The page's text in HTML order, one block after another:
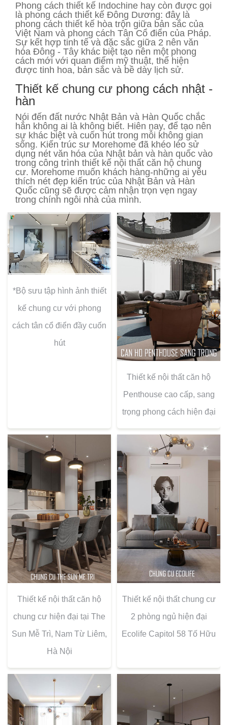
Phong cách thiết kế Indochine hay còn được gọi
là phong cách thiết kế Đông Dương: đây là
phong cách thiết kế hòa trộn giữa bản sắc của
Việt Nam và phong cách Tân Cổ điển của Pháp.
Sự kết hợp tinh tế và đặc sắc giữa 2 nên văn
hóa Đông - Tây khác biệt tạo nên một phong
cách mới với quan điểm mỹ thuật, thể hiện
được tinh hoa, bản sắc và bề dày lịch sử.
Thiết kế chung cư phong cách nhật -
hàn
Nói đến đất nước Nhật Bản và Hàn Quốc chắc
hẳn không ai là không biết. Hiên nay, để tạo nên
sự khác biệt và cuốn hút trong mỗi không gian
sống. Kiến trúc sư Morehome đã khéo léo sử
dụng nét văn hóa của Nhật bản và hàn quốc vào
trong công trình thiết kế nội thất căn hộ chung
cư. Morehome muốn khách hàng-những ai yêu
thích nét đẹp kiến trúc của Nhật Bản và Hàn
Quốc cũng sẽ được cảm nhận trọn vẹn ngay
trong chính ngôi nhà của mình.
*Bộ sưu tập hình ảnh thiết
kế chung cư với phong
cách tân cổ điển đầy cuốn
hút
Thiết kế nội thất căn hộ
Penthouse cao cấp, sang
trọng phong cách hiện đại
Thiết kế nội thất căn hộ
chung cư hiện đại tại The
Sun Mễ Trì, Nam Từ Liêm,
Hà Nội
Thiết kế nội thất chung cư
2 phòng ngủ hiện đại
Ecolife Capitol 58 Tố Hữu